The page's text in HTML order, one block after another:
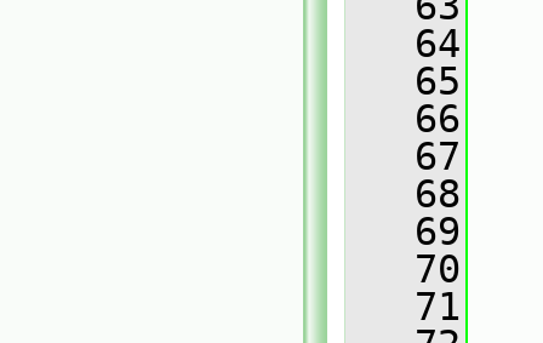
   64
   65
   66
   67
   68
   69
   70
   71